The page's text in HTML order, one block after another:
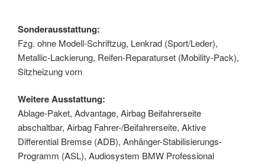
Sonderausstattung:
Fzg. ohne Modell-Schriftzug, Lenkrad (Sport/Leder),
Metallic-Lackierung, Reifen-Reparaturset (Mobility-Pack),
Sitzheizung vorn
Weitere Ausstattung:
Ablage-Paket, Advantage, Airbag Beifahrerseite
abschaltbar, Airbag Fahrer-/Beifahrerseite, Aktive
Differential Bremse (ADB), Anhänger-Stabilisierungs-
Programm (ASL), Audiosystem BMW Professional